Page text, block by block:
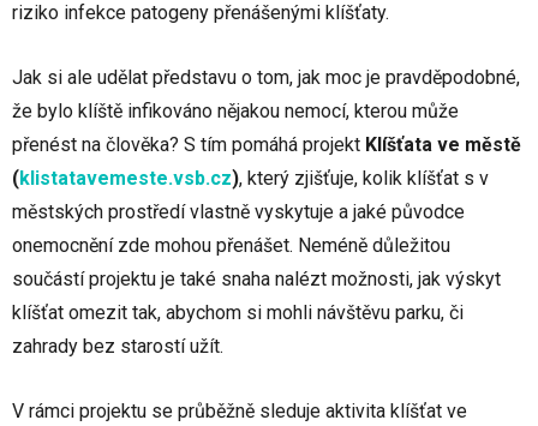
riziko infekce patogeny přenášenými klíšťaty.
Jak si ale udělat představu o tom, jak moc je pravděpodobné,
že bylo klíště infikováno nějakou nemocí, kterou může
přenést na člověka? S tím pomáhá projekt Klíšťata ve městě
(klistatavemeste.vsb.cz), který zjišťuje, kolik klíšťat s v
městských prostředí vlastně vyskytuje a jaké původce
onemocnění zde mohou přenášet. Neméně důležitou
součástí projektu je také snaha nalézt možnosti, jak výskyt
klíšťat omezit tak, abychom si mohli návštěvu parku, či
zahrady bez starostí užít.
V rámci projektu se průběžně sleduje aktivita klíšťat ve